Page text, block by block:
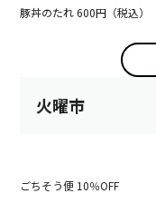
豚丼のたれ 600円（税込）
火曜市
ごちそう便 10％OFF